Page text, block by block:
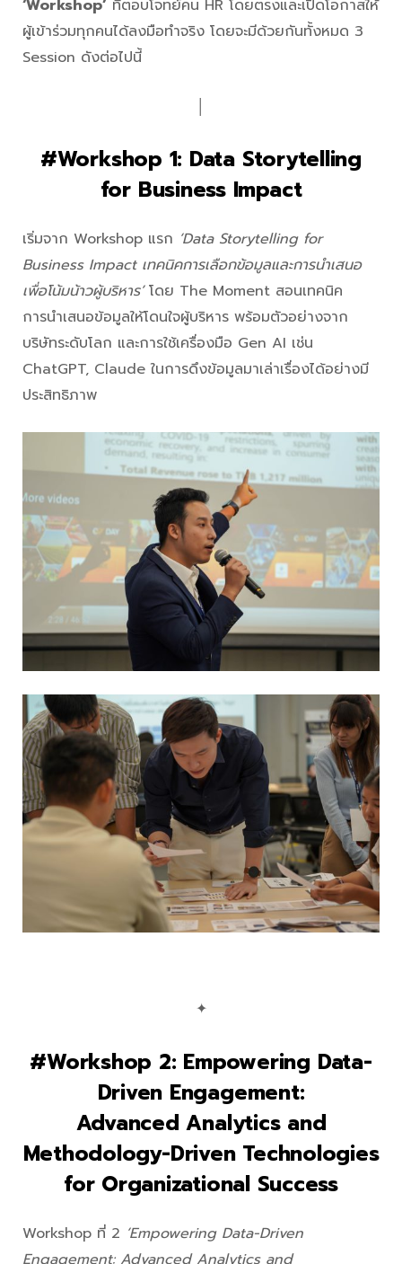
‘Workshop’ ที่ตอบโจทย์คน HR โดยตรงและเปิดโอกาสให้
ผู้เข้าร่วมทุกคนได้ลงมือทำจริง โดยจะมีด้วยกันทั้งหมด 3
Session ดังต่อไปนี้
#Workshop 1: Data Storytelling
for Business Impact
เริ่มจาก Workshop แรก ‘Data Storytelling for
Business Impact เทคนิคการเลือกข้อมูลและการนำเสนอ
เพื่อโน้มน้าวผู้บริหาร’โดย The Moment สอนเทคนิค
การนำเสนอข้อมูลให้โดนใจผู้บริหาร พร้อมตัวอย่างจาก
บริษัทระดับโลก และการใช้เครื่องมือ Gen AI เช่น
ChatGPT, Claude ในการดึงข้อมูลมาเล่าเรื่องได้อย่างมี
ประสิทธิภาพ
✦
#Workshop 2: Empowering Data-
Driven Engagement:
Advanced Analytics and
Methodology-Driven Technologies
for Organizational Success
Workshop ที่ 2 ‘Empowering Data-Driven
Engagement: Advanced Analytics and